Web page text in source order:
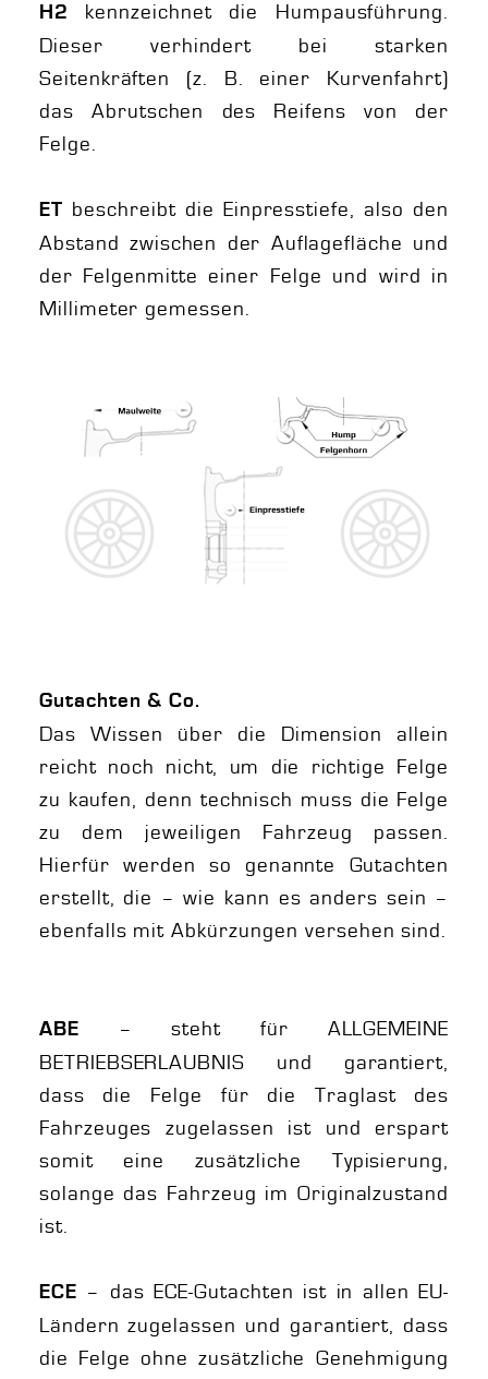
H2
kennzeichnet die Humpausführung.
Dieser verhindert bei starken
Seitenkräften (z. B. einer Kurvenfahrt)
das Abrutschen des Reifens von der
Felge.
ET beschreibt die Einpresstiefe, also den
Abstand zwischen der Auflagefläche und
der Felgenmitte einer Felge und wird in
Millimeter gemessen.
Gutachten & Co.
Das Wissen über die Dimension allein
reicht noch nicht, um die richtige Felge
zu kaufen, denn technisch muss die Felge
zu dem jeweiligen Fahrzeug passen.
Hierfür werden so genannte Gutachten
erstellt, die – wie kann es anders sein –
ebenfalls mit Abkürzungen versehen sind.
ABE
– steht für ALLGEMEINE
BETRIEBSERLAUBNIS und garantiert,
dass die Felge für die Traglast des
Fahrzeuges zugelassen ist und erspart
somit eine zusätzliche Typisierung,
solange das Fahrzeug im Originalzustand
ist.
ECE – das ECE-Gutachten ist in allen EU-
Ländern zugelassen und garantiert, dass
die Felge ohne zusätzliche Genehmigung